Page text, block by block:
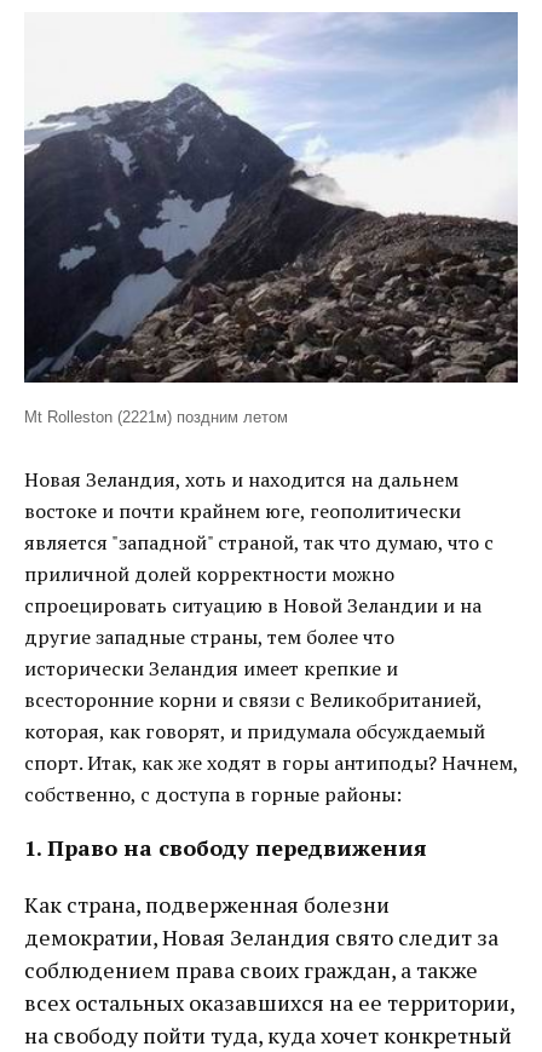
Mt Rolleston (2221м) поздним летом
Новая Зеландия, хоть и находится на дальнем
востоке и почти крайнем юге, геополитически
является "западной" страной, так что думаю, что с
приличной долей корректности можно
спроецировать ситуацию в Новой Зеландии и на
другие западные страны, тем более что
исторически Зеландия имеет крепкие и
всесторонние корни и связи с Великобританией,
которая, как говорят, и придумала обсуждаемый
спорт. Итак, как же ходят в горы антиподы? Начнем,
собственно, с доступа в горные районы:
1. Право на свободу передвижения
Как страна, подверженная болезни
демократии, Новая Зеландия свято следит за
соблюдением права своих граждан, а также
всех остальных оказавшихся на ее территории,
на свободу пойти туда, куда хочет конкретный